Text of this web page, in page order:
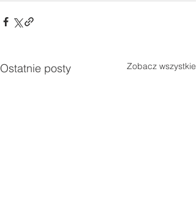
Ostatnie posty Zobacz wszystkie